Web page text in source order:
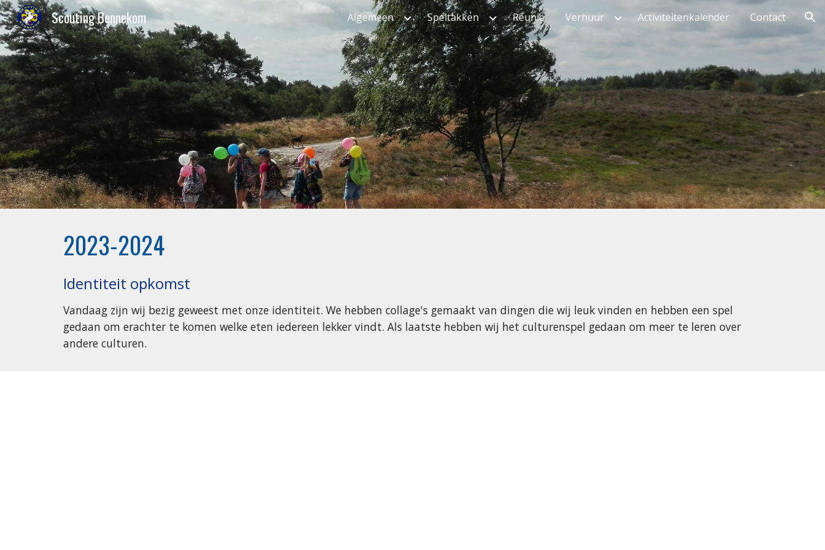
Skip to main content Skip to navigation
Scouting Bennekom Algemeen Speltakken Reunie Verhuur Activiteitenkalender Contact
2023-2024
Identiteit opkomst
Vandaag zijn wij bezig geweest met onze identiteit. We hebben collage's gemaakt van dingen die wij leuk vinden en hebben een spel
gedaan om erachter te komen welke eten iedereen lekker vindt. Als laatste hebben wij het culturenspel gedaan om meer te leren over
andere culturen.